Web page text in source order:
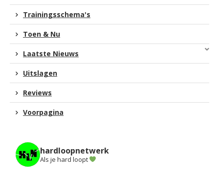
Trainingsschema's
Toen & Nu
Laatste Nieuws
Uitslagen
Reviews
Voorpagina
hardloopnetwerk
Als je hard loopt